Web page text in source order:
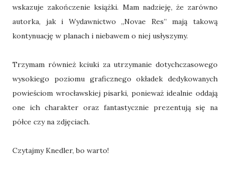
wskazuje zakończenie książki. Mam nadzieję, że zarówno
autorka, jak i Wydawnictwo „Novae Res” mają takową
kontynuację w planach i niebawem o niej usłyszymy.
Trzymam również kciuki za utrzymanie dotychczasowego
wysokiego poziomu graficznego okładek dedykowanych
powieściom wrocławskiej pisarki, ponieważ idealnie oddają
one ich charakter oraz fantastycznie prezentują się na
półce czy na zdjęciach.
Czytajmy Knedler, bo warto!